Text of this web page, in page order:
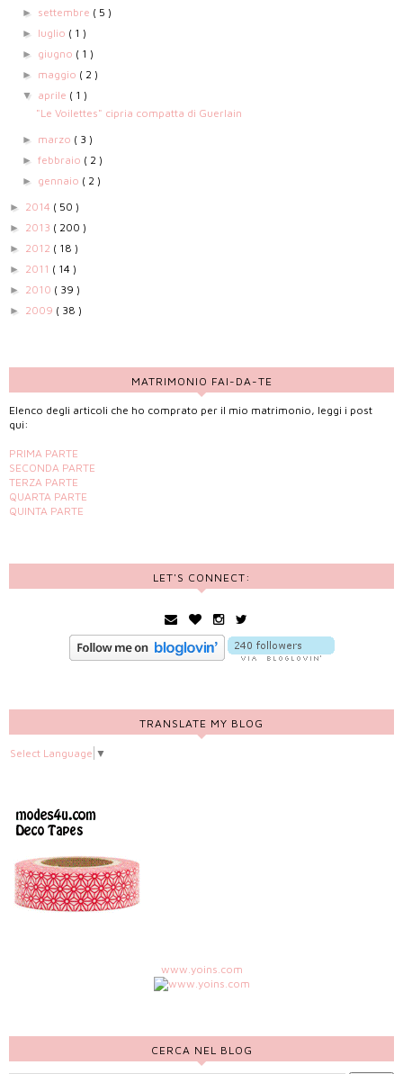
► settembre ( 5 )
► luglio ( 1 )
► giugno ( 1 )
► maggio ( 2 )
▼ aprile ( 1 )
"Le Voilettes" cipria compatta di Guerlain
► marzo ( 3 )
►febbraio ( 2 )
► gennaio ( 2 )
► 2014 ( 50 )
► 2013 ( 200 )
► 2012 ( 18 )
► 2011 ( 14 )
► 2010 ( 39 )
► 2009 ( 38 )
MATRIMONIO FAI-DA-TE
Elenco degli articoli che ho comprato per il mio matrimonio, leggi i post
qui:
PRIMA PARTE
SECONDA PARTE
TERZA PARTE
QUARTA PARTE
QUINTA PARTE
LET'S CONNECT:
TRANSLATE MY BLOG
Select Language ▼
www.yoins.com
CERCA NEL BLOG